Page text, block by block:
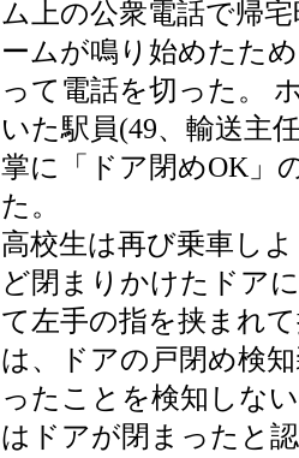
ム上の公衆電話で帰
ームが鳴り始めたた
って電話を切った。
いた駅員(49、輸送主
掌に「ドア閉めOK」
た。
高校生は再び乗車し
ど閉まりかけたドア
て左手の指を挟まれ
は、ドアの戸閉め検
ったことを検知しな
はドアが閉まったと